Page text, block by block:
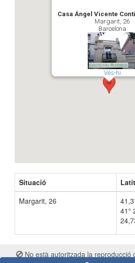
Casa Ángel Vicente
Margarit, 26
Barcelona
Vés-hi
Situació
Margarit, 26
41°
No està autoritzada la reproducció